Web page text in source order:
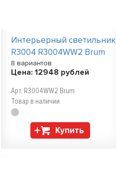
Интерьерный светильник
R3004 R3004WW2 Brum
8 вариантов
Цена: 12948 рублей
Арт. R3004WW2 Brum
Товар в наличии
Купить